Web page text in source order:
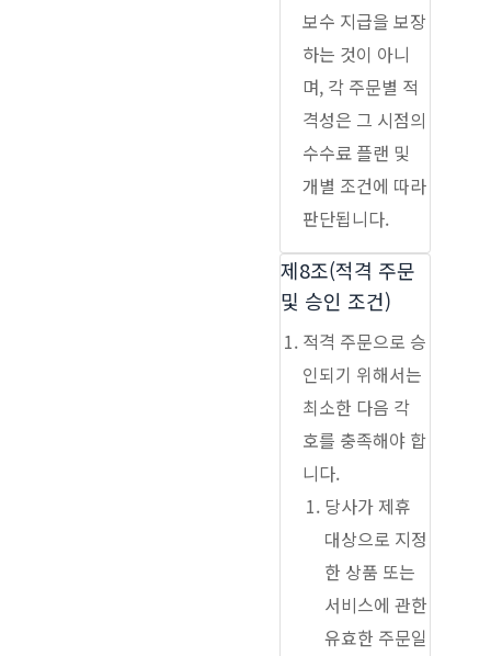
보수 지급을 보장
하는 것이 아니
며, 각 주문별 적
격성은 그 시점의
수수료 플랜 및
개별 조건에 따라
판단됩니다.
제8조(적격 주문
및 승인 조건)
적격 주문으로 승
인되기 위해서는
최소한 다음 각
호를 충족해야 합
니다.
당사가 제휴
대상으로 지정
한 상품 또는
서비스에 관한
유효한 주문일